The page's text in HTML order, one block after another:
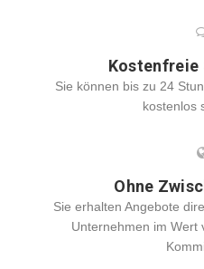
Kostenfreie
Sie können bis zu 24
kostenlos
Ohne
Sie erhalten Angebote
Unternehmen im Wert